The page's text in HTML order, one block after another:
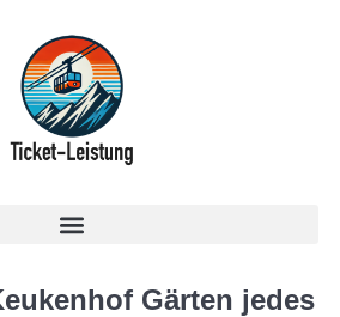
Gärten jedes